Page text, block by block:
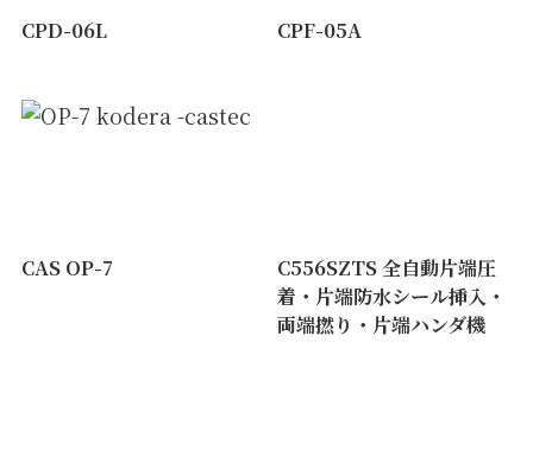
CPD-06L CPF-05A
CAS OP-7
C556SZTS 全自動片端圧
着・片端防水シール挿入・
両端撚り・片端ハンダ機